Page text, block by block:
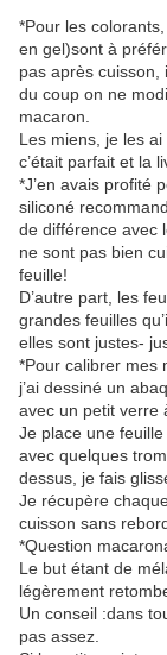
*Pour les
en gel)sont à
pas après cuisson,
du coup on ne
macaron.
Les miens, je les ai
c’était parfait et la
*J’en avais profité
siliconé
de différence avec
ne sont pas bien
feuille!
D’autre part, les
grandes feuilles
elles sont justes-
*Pour calibrer mes
j’ai dessiné un
avec un petit verre
Je place une
avec quelques
dessus, je fais
Je récupère
cuisson sans
*Question
Le but étant de
légèrement
Un conseil :dans
pas assez.